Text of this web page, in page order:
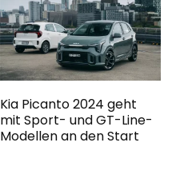
Kia Picanto 2024 geht
mit Sport- und GT-Line-
Modellen an den Start